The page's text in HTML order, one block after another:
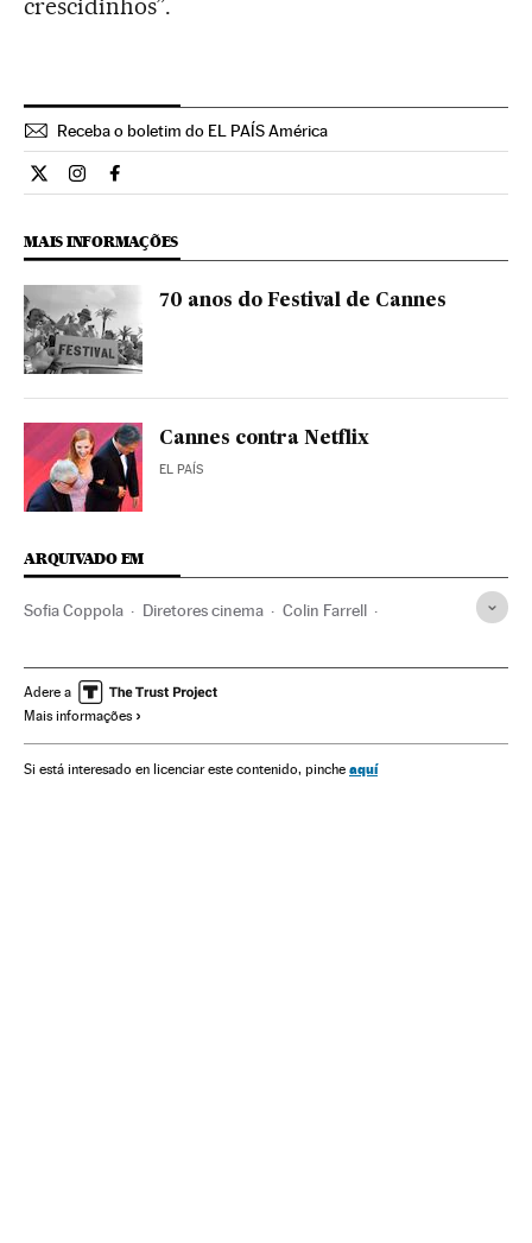
crescidinhos”.
Receba o boletim do EL PAÍS América
Cultura El País Brasil en Twitter
Cultura El País Brasil en Instagram
Cultura El País Brasil en Facebook
MAIS INFORMAÇÕES
70 anos do Festival de Cannes
Cannes contra Netflix
EL PAÍS
ARQUIVADO EM
Sofia Coppola Diretores cinema Colin Farrell
Festival Cannes 2017 Festival Cannes
Cinema
Yorgos Lanthimos
Adere a
Mais informações
Si está interesado en licenciar este contenido, pinche aquí